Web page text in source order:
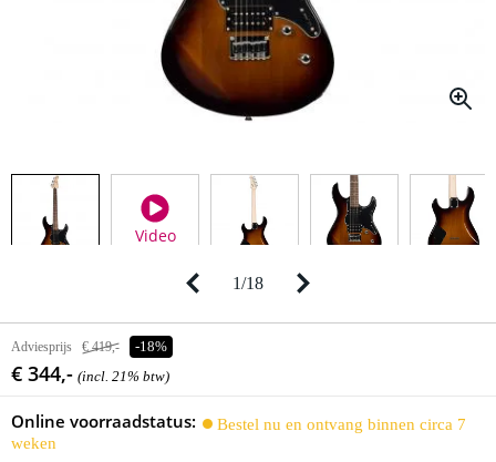
Video
1/18
Adviesprijs € 419,- -18%
€ 344,- (incl. 21% btw)
Online voorraadstatus:
Bestel nu en ontvang binnen circa 7
weken